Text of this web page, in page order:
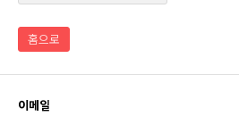
홈으로
이메일